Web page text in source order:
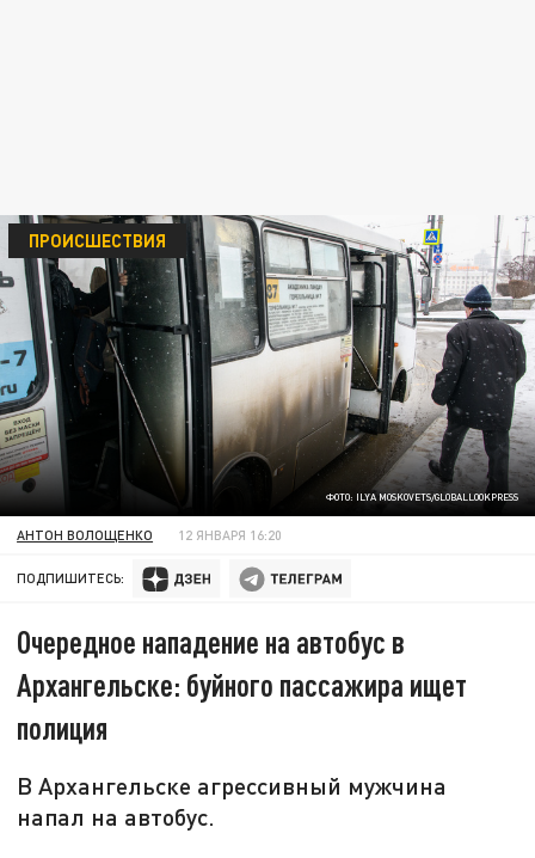
ФОТО: ILYA MOSKOVETS/GLOBALLOOKPRESS
ПРОИСШЕСТВИЯ
АНТОН ВОЛОЩЕНКО 12 ЯНВАРЯ 16:20
ПОДПИШИТЕСЬ:
Очередное нападение на автобус в
Архангельске: буйного пассажира ищет
полиция
В Архангельске агрессивный мужчина
напал на автобус.